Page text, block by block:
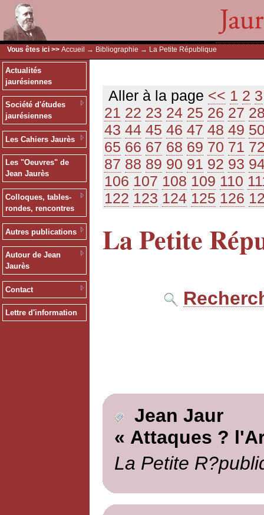
Vous êtes ici >> Accueil → Bibliographie → La Petite République
Actualités
jaurésiennes
Société d'études
jaurésiennes
Les Cahiers Jaurès
Les "Oeuvres" de
Jean Jaurès
Colloques, tables-
rondes, rencontres
Autres publications
Autour de Jean
Jaurès
Contact
Lettre d'information
Aller à la page << 1 2 3
21 22 23 24 25 26 27
43 44 45 46 47 48 49
65 66 67 68 69 70 71
87 88 89 90 91 92 93
106 107 108 109 110
122 123 124 125 126
La Petite
Jean Jaur
« Attaques ?
La Petite